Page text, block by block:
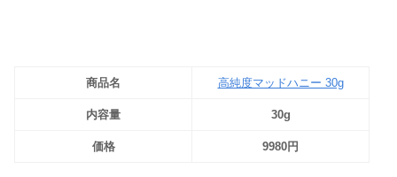
商品名 高純度マッドハニー 30g
内容量 30g
価格 9980円